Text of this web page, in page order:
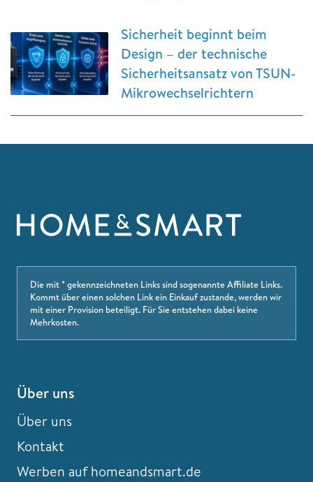
Sicherheit beginnt beim
Design – der technische
Sicherheitsansatz von TSUN-
Mikrowechselrichtern
Die mit * gekennzeichneten Links sind sogenannte Affiliate Links.
Kommt über einen solchen Link ein Einkauf zustande, werden wir
mit einer Provision beteiligt. Für Sie entstehen dabei keine
Mehrkosten.
Über uns
Über uns
Kontakt
Werben auf homeandsmart.de